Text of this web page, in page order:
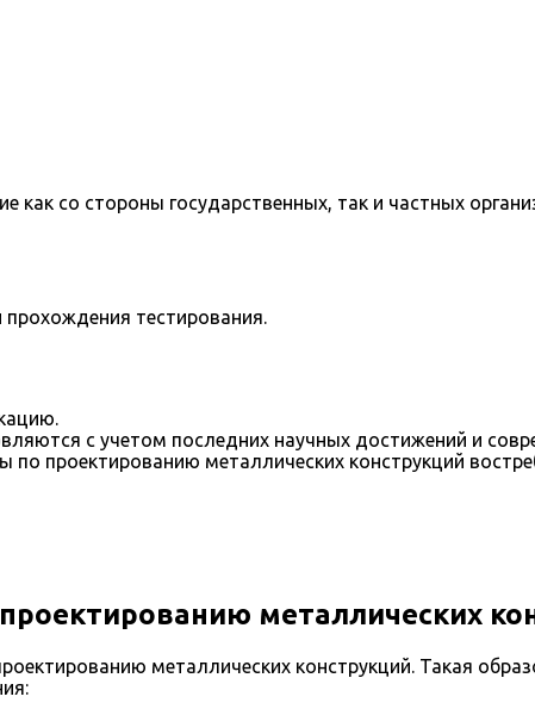
как со стороны государственных, так и частных
тестирования.
с учетом последних научных достижений и
проектированию металлических конструкций
металлических
металлических конструкций. Такая